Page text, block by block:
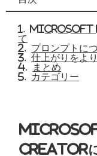
Microsoft
て
プロンプトに
仕上がりをよ
まとめ
カテゴリー
Creatorに